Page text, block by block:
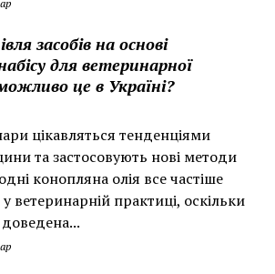
засобів на основі
для ветеринарної
це в Україні?
цікавляться тенденціями
та застосовують нові методи
конопляна олія все частіше
ветеринарній практиці, оскільки
доведена...